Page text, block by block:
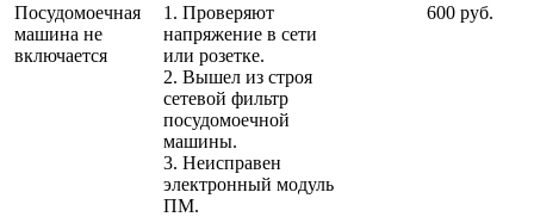
Посудомоечная
машина не
включается
1. Проверяют
напряжение в сети
или розетке.
2. Вышел из строя
сетевой фильтр
посудомоечной
машины.
3. Неисправен
электронный модуль
ПМ.
600 руб.